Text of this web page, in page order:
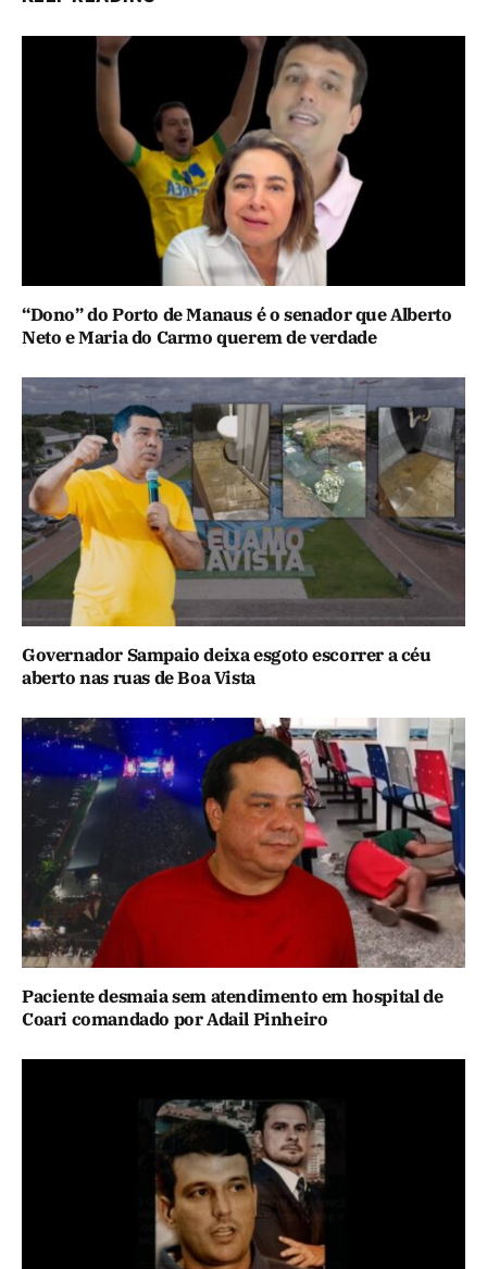
“Dono” do Porto de Manaus é o senador que Alberto
Neto e Maria do Carmo querem de verdade
Governador Sampaio deixa esgoto escorrer a céu
aberto nas ruas de Boa Vista
Paciente desmaia sem atendimento em hospital de
Coari comandado por Adail Pinheiro